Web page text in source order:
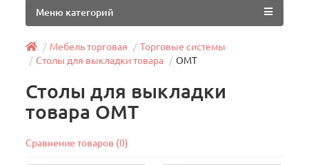
Меню категорий
Мебель торговая
Торговые системы
Столы для выкладки товара
ОМТ
Столы для выкладки
товара ОМТ
Сравнение товаров (0)